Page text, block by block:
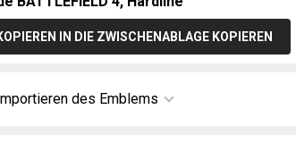
IN DIE ZWISCHENABLAGE KOPIEREN
des Emblems